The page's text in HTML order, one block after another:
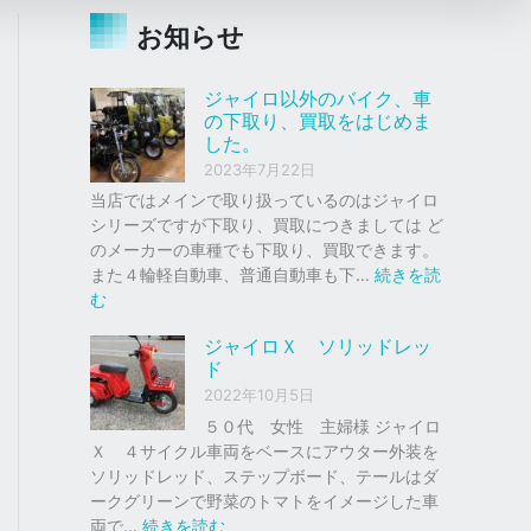
お知らせ
ジャイロ以外のバイク、車
の下取り、買取をはじめま
した。
2023年7月22日
当店ではメインで取り扱っているのはジャイロ
シリーズですが下取り、買取につきましては ど
のメーカーの車種でも下取り、買取できます。
また４輪軽自動車、普通自動車も下… 続きを読
む:
ャ
イ
ロ
以
の
バ
イ
ジャイロＸ ソリッドレッ
ド
2022年10月5日
５０代 女性 主婦様 ジャイロ
Ｘ ４サイクル車両をベースにアウター外装を
ソリッドレッド、ステップボード、テールはダ
ークグリーンで野菜のトマトをイメージした車
両で… 続きを読む: